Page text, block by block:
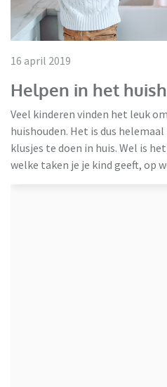
16 april 2019
Helpen in het
Veel kinderen vinden het leuk
huishouden. Het is dus
klusjes te doen in huis. Wel is
welke taken je je kind geeft, op